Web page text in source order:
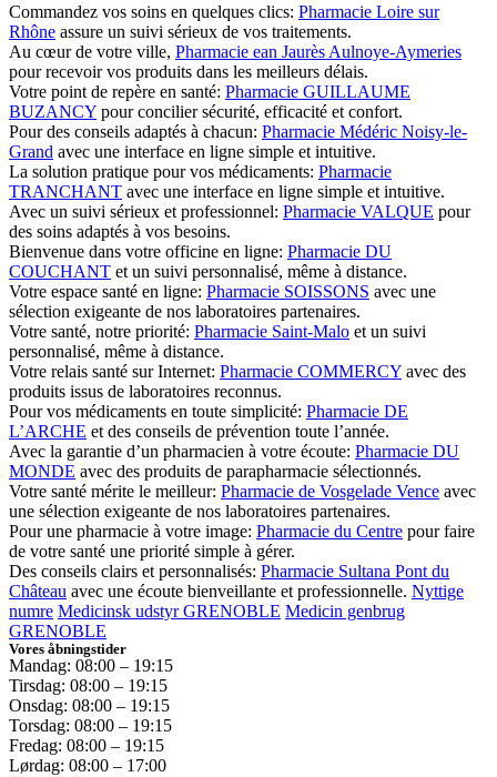
Commandez vos soins en quelques clics: Pharmacie Loire sur
Rhône assure un suivi sérieux de vos traitements.
Au cœur de votre ville, Pharmacie ean Jaurès Aulnoye-Aymeries
pour recevoir vos produits dans les meilleurs délais.
Votre point de repère en santé: Pharmacie GUILLAUME
BUZANCY pour concilier sécurité, efficacité et confort.
Pour des conseils adaptés à chacun: Pharmacie Médéric Noisy-le-
Grand avec une interface en ligne simple et intuitive.
La solution pratique pour vos médicaments: Pharmacie
TRANCHANT avec une interface en ligne simple et intuitive.
Avec un suivi sérieux et professionnel: Pharmacie VALQUE pour
des soins adaptés à vos besoins.
Bienvenue dans votre officine en ligne: Pharmacie DU
COUCHANT et un suivi personnalisé, même à distance.
Votre espace santé en ligne: Pharmacie SOISSONS avec une
sélection exigeante de nos laboratoires partenaires.
Votre santé, notre priorité: Pharmacie Saint-Malo et un suivi
personnalisé, même à distance.
Votre relais santé sur Internet: Pharmacie COMMERCY avec des
produits issus de laboratoires reconnus.
Pour vos médicaments en toute simplicité: Pharmacie DE
L’ARCHE et des conseils de prévention toute l’année.
Avec la garantie d’un pharmacien à votre écoute: Pharmacie DU
MONDE avec des produits de parapharmacie sélectionnés.
Votre santé mérite le meilleur: Pharmacie de Vosgelade Vence avec
une sélection exigeante de nos laboratoires partenaires.
Pour une pharmacie à votre image: Pharmacie du Centre pour faire
de votre santé une priorité simple à gérer.
Des conseils clairs et personnalisés: Pharmacie Sultana Pont du
Château avec une écoute bienveillante et professionnelle. Nyttige
numre Medicinsk udstyr GRENOBLE Medicin genbrug
GRENOBLE
Vores åbningstider
Mandag: 08:00 – 19:15
Tirsdag: 08:00 – 19:15
Onsdag: 08:00 – 19:15
Torsdag: 08:00 – 19:15
Fredag: 08:00 – 19:15
Lørdag: 08:00 – 17:00